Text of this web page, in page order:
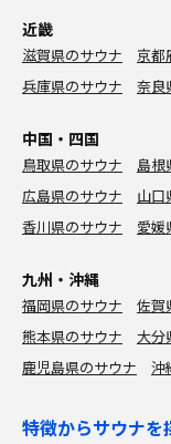
近畿
滋賀県のサウナ 京都
兵庫県のサウナ
奈良
中国・四国
鳥取県のサウナ 島根
広島県のサウナ
山口
香川県のサウナ
愛媛
九州・沖縄
福岡県のサウナ 佐賀
熊本県のサウナ
大分
鹿児島県のサウナ
沖
特徴からサウナを